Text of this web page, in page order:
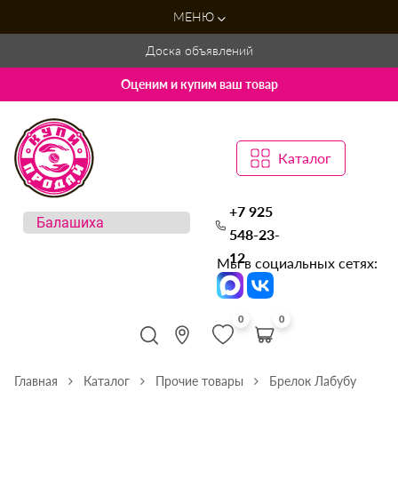
МЕНЮ
Доска объявлений
Оценим и купим ваш товар
Каталог
+7 925
548-23-
12
Мы в социальных сетях:
0 0
Главная Каталог Прочие товары Брелок Лабубу